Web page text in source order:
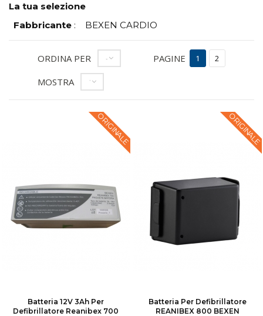
La tua selezione
Fabbricante : BEXEN CARDIO
ORDINA PER --
MOSTRA 12
PAGINE 1 2
ORIGINALE
Batteria 12V 3Ah Per
Defibrillatore Reanibex 700
ORIGINALE
Batteria Per Defibrillatore
REANIBEX 800 BEXEN